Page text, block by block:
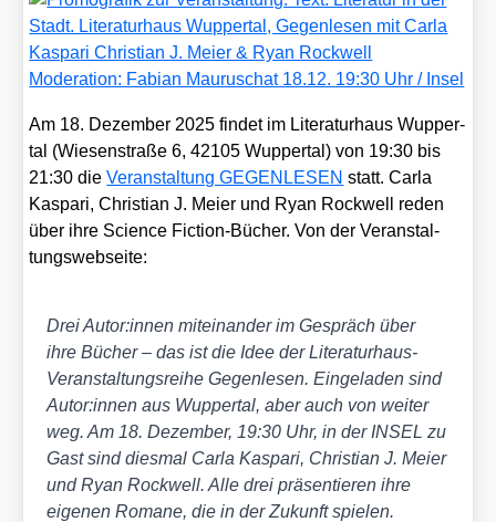
Am 18. Dezem­ber 2025 fin­det im Lite­ra­tur­haus Wup­per­
tal (Wie­sen­stra­ße 6, 42105 Wup­per­tal) von 19:30 bis
21:30 dieVer­an­stal­tung GEGENLESEN statt. Car­la
Kas­pa­ri, Chris­ti­an J. Mei­er und Ryan Rock­well reden
über ihre Sci­ence Fic­tion-Bücher. Von der Ver­an­stal­
tungs­web­sei­te:
Drei Autor:innen mit­ein­an­der im Gespräch über
ihre Bücher – das ist die Idee der Lite­ra­tur­haus-
Ver­an­stal­tungs­rei­he Gegen­le­sen. Ein­ge­la­den sind
Autor:innen aus Wup­per­tal, aber auch von wei­ter
weg. Am 18. Dezem­ber, 19:30 Uhr, in der INSEL zu
Gast sind dies­mal Car­la Kas­pa­ri, Chris­ti­an J. Mei­er
und Ryan Rock­well. Alle drei prä­sen­tie­ren ihre
eige­nen Roma­ne, die in der Zukunft spie­len.